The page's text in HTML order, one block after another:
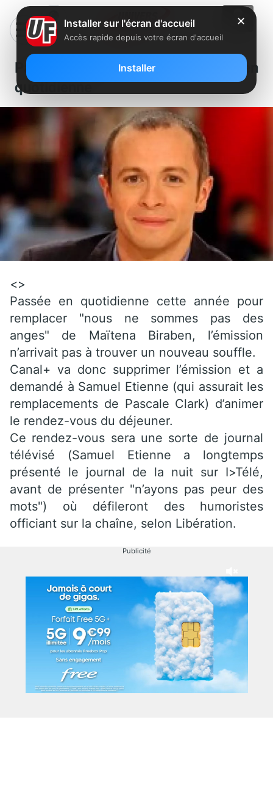
Pascale Clark out, Samuel Etienne en
quotidienne
<>
Passée en quotidienne cette année pour
remplacer "nous ne sommes pas des
anges" de Maïtena Biraben, l’émission
n’arrivait pas à trouver un nouveau souffle.
Canal+ va donc supprimer l’émission et a
demandé à Samuel Etienne (qui assurait les
remplacements de Pascale Clark) d’animer
le rendez-vous du déjeuner.
Ce rendez-vous sera une sorte de journal
télévisé (Samuel Etienne a longtemps
présenté le journal de la nuit sur I>Télé,
avant de présenter "n’ayons pas peur des
mots") où défileront des humoristes
officiant sur la chaîne, selon Libération.
Publicité
✕
Installer sur l'écran d'accueil
Accès rapide depuis votre écran d'accueil
Installer